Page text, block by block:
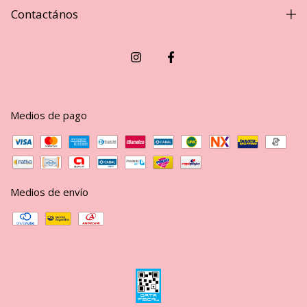
Contactános
Medios de pago
Medios de envío